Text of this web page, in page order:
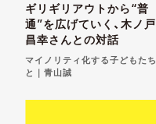
ギリギリアウトから“普
通”を広げていく、木ノ戸
昌幸さんとの対話
マイノリティ化する子どもたち
と｜青山誠